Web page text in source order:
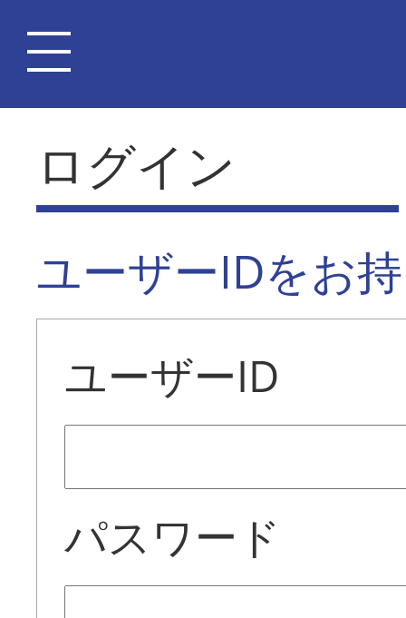
ログイン
ユーザーIDをお
ユーザーID
パスワード